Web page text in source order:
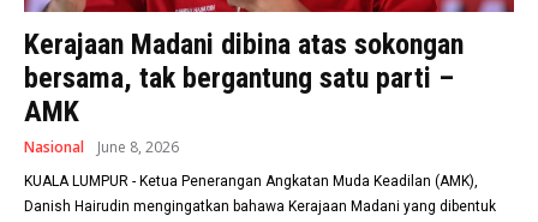
Kerajaan Madani dibina atas sokongan
bersama, tak bergantung satu parti –
AMK
Nasional June 8, 2026
KUALA LUMPUR - Ketua Penerangan Angkatan Muda Keadilan (AMK),
Danish Hairudin mengingatkan bahawa Kerajaan Madani yang dibentuk